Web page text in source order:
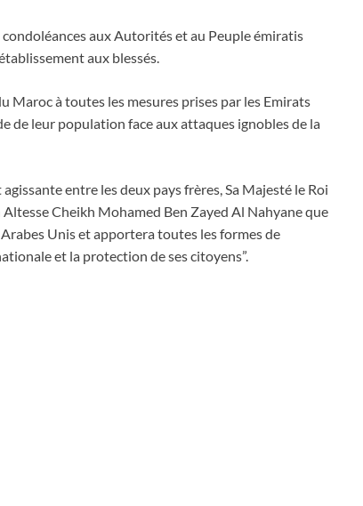
condoléances aux Autorités et au Peuple émiratis
aux blessés.
Maroc à toutes les mesures prises par les Emirats
leur population face aux attaques ignobles de la
entre les deux pays frères, Sa Majesté le Roi
Cheikh Mohamed Ben Zayed Al Nahyane que
Unis et apportera toutes les formes de
et la protection de ses citoyens”.